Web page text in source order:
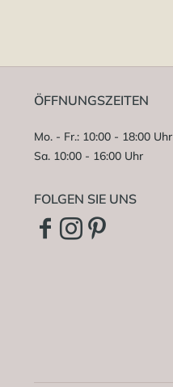
ÖFFNUNGSZEITEN
Mo. - Fr.: 10:00 - 18:00 Uhr
Sa. 10:00 - 16:00 Uhr
FOLGEN SIE UNS